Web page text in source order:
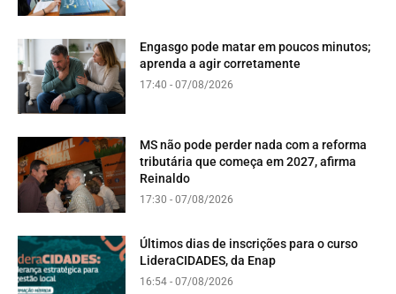
Engasgo pode matar em poucos minutos;
aprenda a agir corretamente
17:40 - 07/08/2026
MS não pode perder nada com a reforma
tributária que começa em 2027, afirma
Reinaldo
17:30 - 07/08/2026
Últimos dias de inscrições para o curso
LideraCIDADES, da Enap
16:54 - 07/08/2026